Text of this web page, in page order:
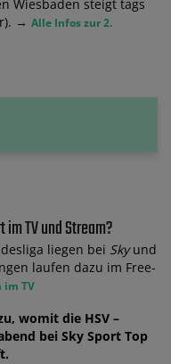
Wiesbaden steigt tags
→ Alle Infos zur 2.
TV und Stream?
liegen bei Skyund
laufen dazu im Free-
im TV
womit die HSV –
bei Sky Sport Top